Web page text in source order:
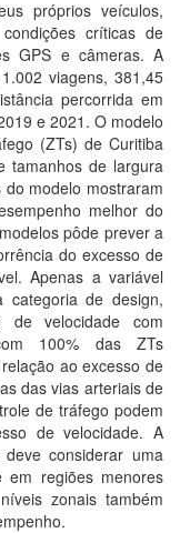
próprios veículos,
críticas de
GPS e câmeras. A
viagens, 381,45
percorrida em
e 2021. O modelo
(ZTs) de Curitiba
tamanhos de largura
modelo mostraram
melhor do
pôde prever a
do excesso de
Apenas a variável
categoria de design,
de velocidade com
100% das ZTs
ao excesso de
das vias arteriais de
de tráfego podem
de velocidade. A
considerar uma
em regiões menores
zonais também